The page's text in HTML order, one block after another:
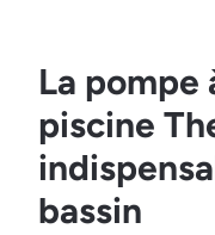
La pompe
piscine
bassin